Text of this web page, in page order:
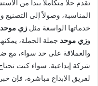
تقدم حلاً متكاملاً يبدأ من
المناسبة، وصولاً إلى التصنيع
خدماتها الواسعة مثل زي موحد
وزي موحد جملة الجملة،
والعملاقة على حد سواء، مع
شركة إبداعية. سواء كنت
لفريق الإبداع مباشرة، فإن